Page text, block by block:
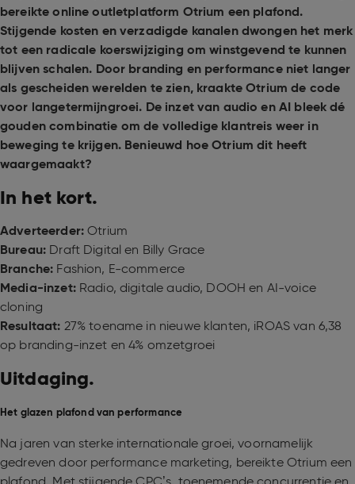
bereikte online outletplatform Otrium een plafond.
Stijgende kosten en verzadigde kanalen dwongen het merk
tot een radicale koerswijziging om winstgevend te kunnen
blijven schalen. Door branding en performance niet langer
als gescheiden werelden te zien, kraakte Otrium de code
voor langetermijngroei. De inzet van audio en AI bleek dé
gouden combinatie om de volledige klantreis weer in
beweging te krijgen. Benieuwd hoe Otrium dit heeft
waargemaakt?
In het kort.
Adverteerder:Otrium
Bureau: Draft Digital en Billy Grace
Branche: Fashion, E-commerce
Media-inzet:Radio, digitale audio, DOOH en AI-voice
cloning
Resultaat: 27% toename in nieuwe klanten, iROAS van 6,38
op branding-inzet en 4% omzetgroei
Uitdaging.
Het glazen plafond van performance
Na jaren van sterke internationale groei, voornamelijk
gedreven door performance marketing, bereikte Otrium een